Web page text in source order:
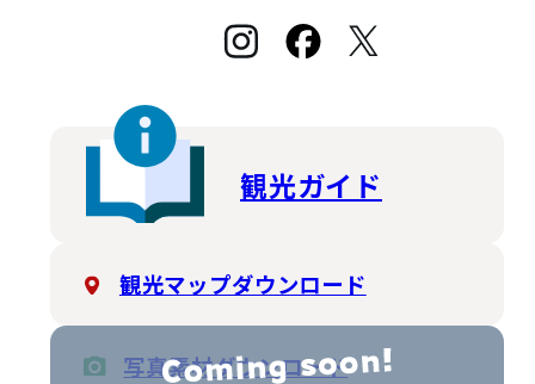
観光ガイド
観光マップダウンロード
写真素材ダウンロード